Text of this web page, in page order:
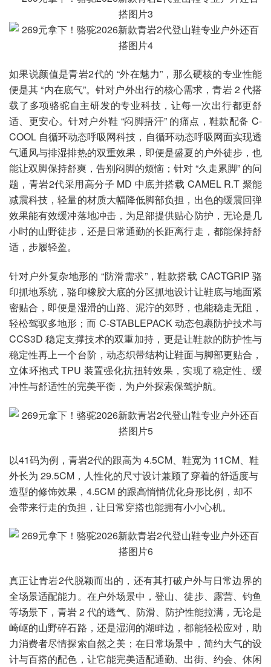
如果说颜值是青岩2代的 “外在魅力”，那么硬核的专业性能
便是其 “内在底气”。针对户外出行的核心需求，青岩 2 代搭
载了多项骆驼自主研发的专业科技，让每一次出行都更舒
适、更安心。针对户外鞋 “闷脚捂汗” 的痛点，鞋款配备 C-
COOL 自循环动态呼吸网科技，自循环动态呼吸网面实现透
气通风与排湿排热的双重效果，即便是盛夏的户外徒步，也
能让双脚保持舒爽，告别闷脚的烦恼；针对 “久走累脚” 的问
题，青岩2代采用高分子 MD 中底并搭载 CAMEL R.T 聚能
减震科技，轻量的材质大幅降低脚部负担，出色的缓震回弹
效果能有效缓冲落地冲击，为足部提供贴心防护，无论是几
小时的山野徒步，还是日常通勤的长距离行走，都能保持舒
适，步履轻盈。
针对户外复杂地形的 “防滑需求”，鞋款搭载 CACTGRIP 骆
印抓地系统，骆印橡胶大底的分区抓地设计让鞋底与地面紧
密贴合，即便是湿滑的山路、泥泞的郊野，也能稳走无阻，
轻松驾驭多地形；而 C-STABLEPACK 动态包裹防护技术与
CCS3D 稳定支撑技术的双重加持，更是让鞋款的防护性与
稳定性再上一个台阶，动态织带结构让鞋面与脚部更贴合，
立体环抱式 TPU 装置强化抗扭转效果，实现了稳定性、缓
冲性与舒适性的完美平衡，为户外探索保驾护航。
以41码为例，青岩2代的跟高为 4.5CM、鞋宽为 11CM、鞋
外长为 29.5CM，人性化的尺寸设计兼顾了穿着的舒适度与
造型的修饰效果，4.5CM 的跟高悄悄优化身形比例，却不
会带来行走的负担，让日常穿搭也能拥有小小心机。
真正让青岩2代脱颖而出的，还有其打破户外与日常边界的
全场景适配能力。在户外场景中，登山、徒步、露营、钓鱼
等场景下，青岩 2 代的透气、防滑、防护性能拉满，无论是
崎岖的山野碎石路，还是湿润的湖畔边，都能轻松应对，助
力消费者尽情探索自然之美；在日常场景中，简约大气的设
计与百搭的配色，让它能完美适配通勤、出街、约会、休闲